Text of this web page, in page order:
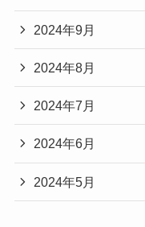
2024年9月
2024年8月
2024年7月
2024年6月
2024年5月